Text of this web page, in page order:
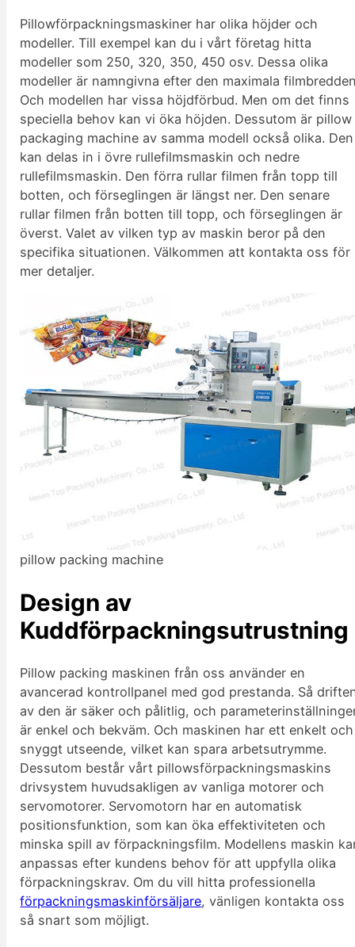
Pillowförpackningsmaskiner har olika höjder och
modeller. Till exempel kan du i vårt företag hitta
modeller som 250, 320, 350, 450 osv. Dessa olika
modeller är namngivna efter den maximala
Och modellen har vissa höjdförbud. Men om det finns
speciella behov kan vi öka höjden. Dessutom är pillow
packaging machine av samma modell också olika. Den
kan delas in i övre rullefilmsmaskin och nedre
rullefilmsmaskin. Den förra rullar filmen från topp till
botten, och förseglingen är längst ner. Den senare
rullar filmen från botten till topp, och förseglingen är
överst. Valet av vilken typ av maskin beror på den
specifika situationen. Välkommen att kontakta oss för
mer detaljer.
pillow packing machine
Design av
Kuddförpackningsutrustning
Pillow packing maskinen från oss använder en
avancerad kontrollpanel med god prestanda. Så
av den är säker och pålitlig, och
är enkel och bekväm. Och maskinen har ett enkelt och
snyggt utseende, vilket kan spara arbetsutrymme.
Dessutom består vårt pillowsförpackningsmaskins
drivsystem huvudsakligen av vanliga motorer och
servomotorer. Servomotorn har en automatisk
positionsfunktion, som kan öka effektiviteten och
minska spill av förpackningsfilm. Modellens maskin
anpassas efter kundens behov för att uppfylla olika
förpackningskrav. Om du vill hitta professionella
förpackningsmaskinförsäljare, vänligen kontakta oss
så snart som möjligt.